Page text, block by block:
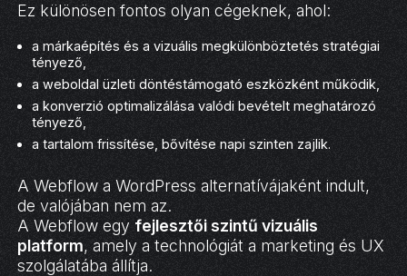
Ez különösen fontos olyan cégeknek, ahol:
a márkaépítés és a vizuális megkülönböztetés stratégiai
tényező,
a weboldal üzleti döntéstámogató eszközként működik,
a konverzió optimalizálása valódi bevételt meghatározó
tényező,
a tartalom frissítése, bővítése napi szinten zajlik.
A Webflow a WordPress alternatívájaként indult,
de valójában nem az.
A Webflow egy fejlesztői szintű vizuális
platform, amely a technológiát a marketing és UX
szolgálatába állítja.